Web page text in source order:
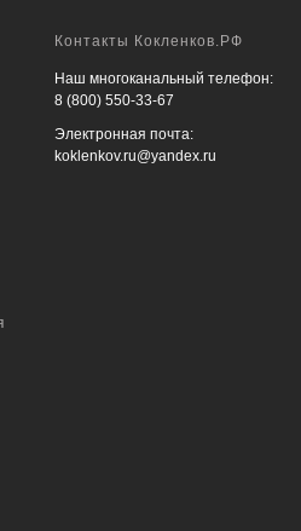
Контакты Кокленков.РФ
Наш многоканальный телефон:
8 (800) 550-33-67
Электронная почта:
koklenkov.ru@yandex.ru